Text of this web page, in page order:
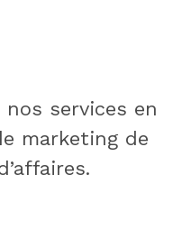
services en
marketing de